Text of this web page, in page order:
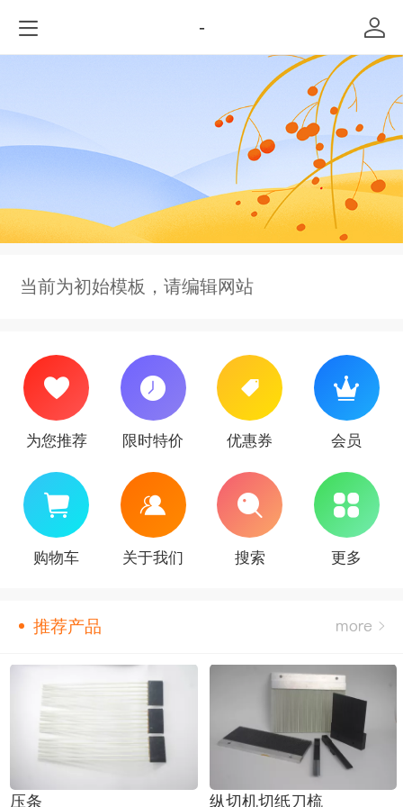
-
当前为初始模板，请编辑网站
为您推荐 限时特价 优惠券 会员
购物车 关于我们 搜索 更多
推荐产品
压条 纵切机切纸刀梳